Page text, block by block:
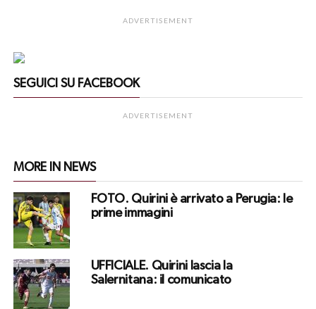
ADVERTISEMENT
SEGUICI SU FACEBOOK
ADVERTISEMENT
MORE IN NEWS
FOTO. Quirini è arrivato a Perugia: le
prime immagini
UFFICIALE. Quirini lascia la
Salernitana: il comunicato